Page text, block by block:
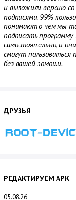
и выложили версию со
подписями. 99%
понимают о чем мы
подписать программу
самостоятельно, и
смогут пользоваться
без вашей помощи.
ДРУЗЬЯ
РЕДАКТИРУЕМ APK
05.08.26